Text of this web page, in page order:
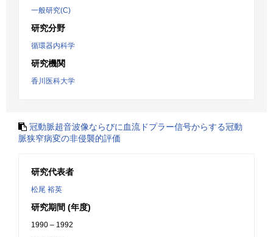
一般研究(C)
研究分野
循環器内科学
研究機関
香川医科大学
冠動脈超音波像ならびに血流ドプラー信号からする冠動
脈狭窄病変の非侵襲的評価
研究代表者
松尾 裕英
研究期間 (年度)
1990 – 1992